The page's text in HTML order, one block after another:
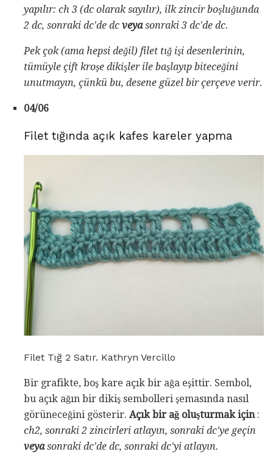
yapılır: ch 3 (dc olarak sayılır), ilk zincir boşluğunda
2 dc, sonraki dc'de dc veyasonraki 3 dc'de dc.
Pek çok (ama hepsi değil) filet tığ işi desenlerinin,
tümüyle çift kroşe dikişler ile başlayıp biteceğini
unutmayın, çünkü bu, desene güzel bir çerçeve verir.
04/06
Filet tığında açık kafes kareler yapma
Filet Tığ 2 Satır. Kathryn Vercillo
Bir grafikte, boş kare açık bir ağa eşittir. Sembol,
bu açık ağın bir dikiş sembolleri şemasında nasıl
görüneceğini gösterir. Açık bir ağ oluşturmak için:
ch2, sonraki 2 zincirleri atlayın, sonraki dc'ye geçin
veyasonraki dc'de dc, sonraki dc'yi atlayın.